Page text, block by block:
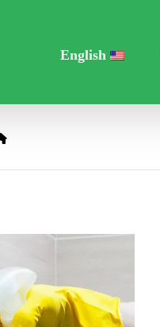
English